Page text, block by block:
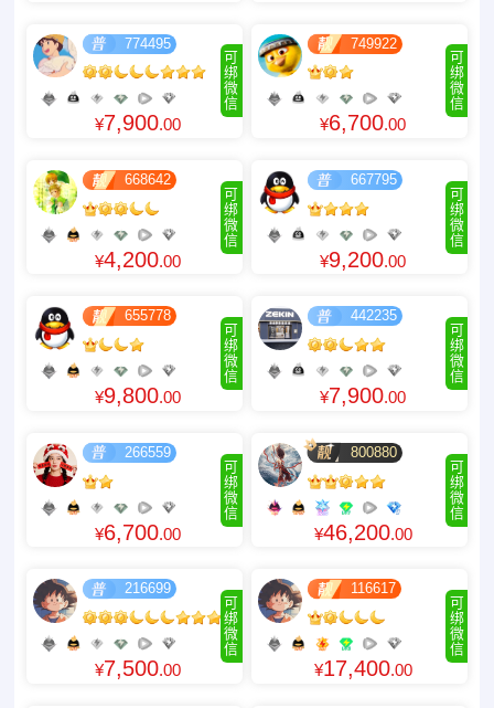
可
绑
微
信
774495
¥7,900.00
可
绑
微
信
749922
¥6,700.00
可
绑
微
信
668642
¥4,200.00
可
绑
微
信
667795
¥9,200.00
可
绑
微
信
655778
¥9,800.00
可
绑
微
信
442235
¥7,900.00
可
绑
微
信
266559
¥6,700.00
可
绑
微
信
800880
¥46,200.00
可
绑
微
信
216699
¥7,500.00
可
绑
微
信
116617
¥17,400.00